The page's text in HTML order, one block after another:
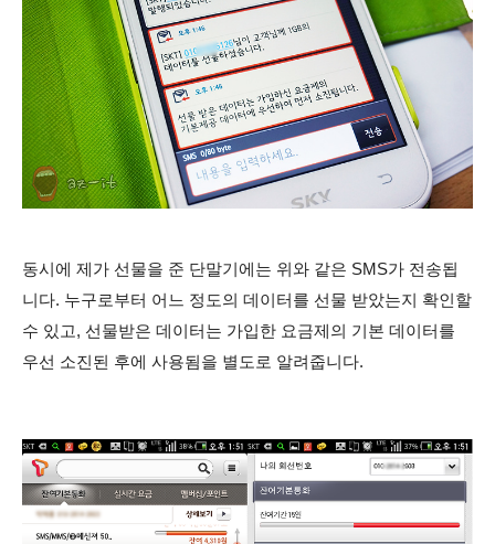
동시에 제가 선물을 준 단말기에는 위와 같은 SMS가 전송됩
니다. 누구로부터 어느 정도의 데이터를 선물 받았는지 확인할
수 있고, 선물받은 데이터는 가입한 요금제의 기본 데이터를
우선 소진된 후에 사용됨을 별도로 알려줍니다.